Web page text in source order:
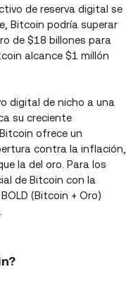
de reserva digital se
Bitcoin podría superar
de $18 billones para
alcance $1 millón
digital de nicho a una
su creciente
ofrece un
contra la inflación,
la del oro. Para los
de Bitcoin con la
(Bitcoin + Oro)